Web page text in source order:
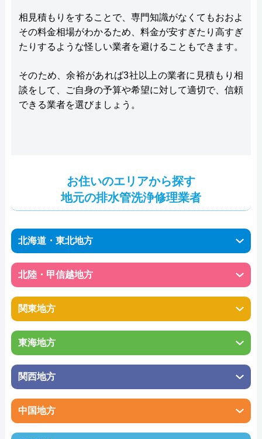
相見積もりをすることで、専門知識がなくてもおおよ
その料金相場がわかるため、料金が安すぎたり高すぎ
たりするような怪しい業者を避けることもできます。
そのため、余裕があれば3社以上の業者に見積もり相
談をして、ご自身の予算や希望に対して適切で、信頼
できる業者を選びましょう。
お住いのエリアから探す
地元の排水管洗浄修理業者
北海道・東北地方
北陸・甲信越地方
関東地方
東海地方
関西地方
中国地方